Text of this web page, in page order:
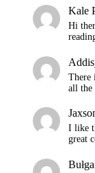
Kale
Hi
There
all the
I like
great